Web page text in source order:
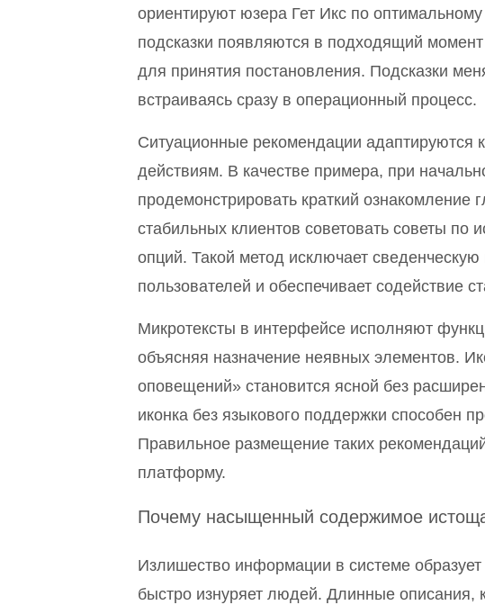
ориентируют юзера Гет Икс по
подсказки появляются в подходящий
для принятия постановления. Подсказки
встраиваясь сразу в операционный процесс.
Ситуационные рекомендации адаптируются
действиям. В качестве примера, при
продемонстрировать краткий ознакомление
стабильных клиентов советовать советы по
опций. Такой метод исключает
пользователей и обеспечивает содействие
Микротексты в интерфейсе исполняют
объясняя назначение неявных элементов.
оповещений» становится ясной без
иконка без языкового поддержки способен
Правильное размещение таких
платформу.
Почему насыщенный содержимое
Излишество информации в системе
быстро изнуряет людей. Длинные описания,